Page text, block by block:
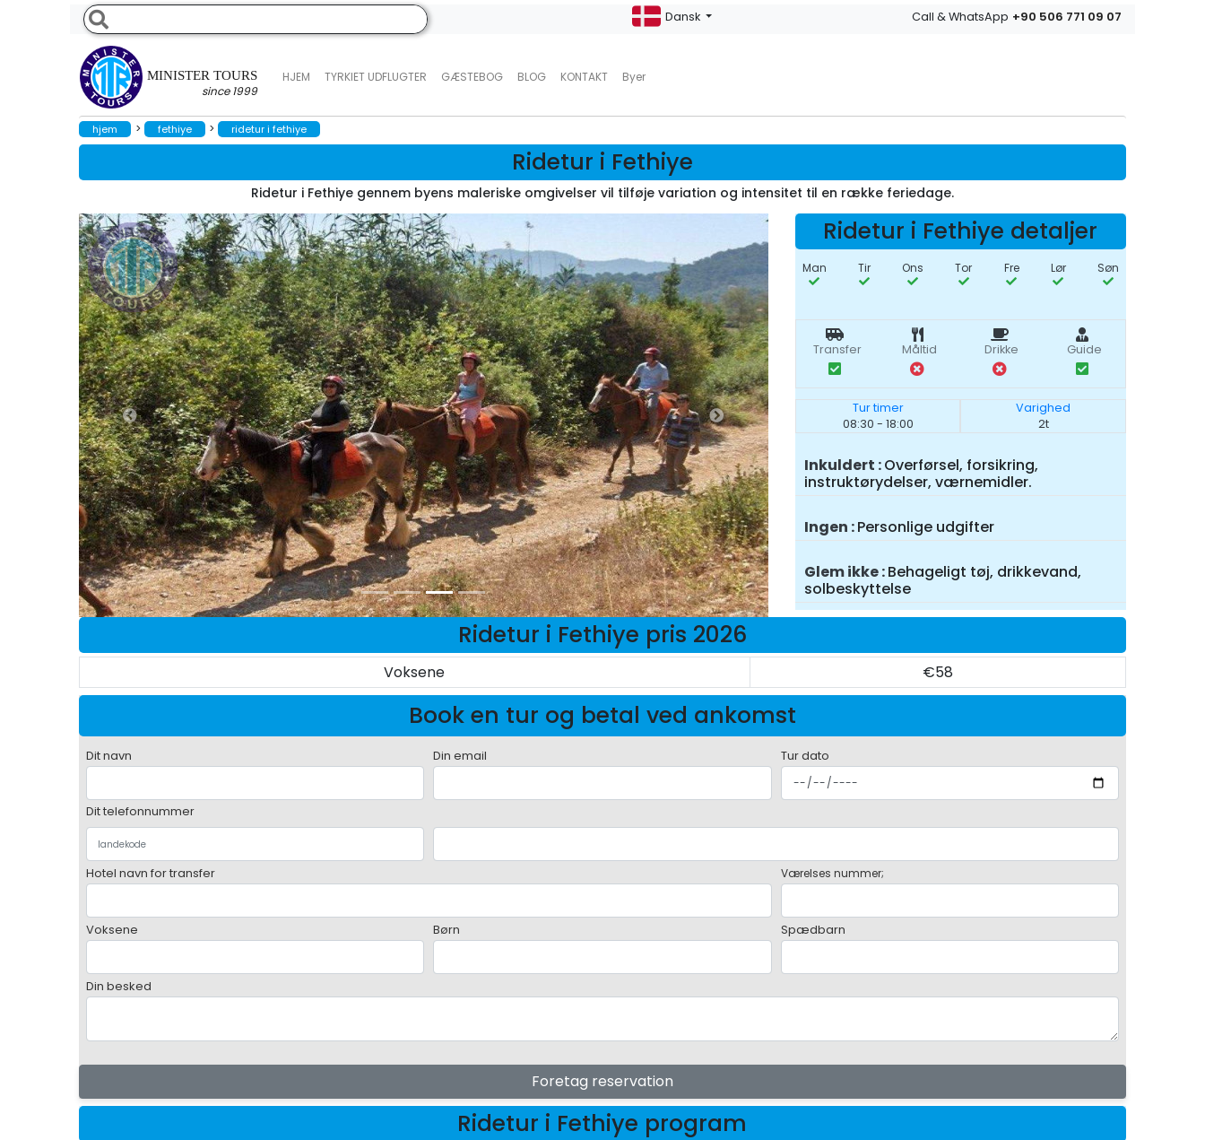
MINISTER TOURS
since 1999
HJEM TYRKIET UDFLUGTER GÆSTEBOG BLOG KONTAKT Byer
Dansk Call & WhatsApp +90 506 771 09 07
hjem > fethiye > ridetur i fethiye
Ridetur i Fethiye
Ridetur i Fethiye gennem byens maleriske omgivelser vil tilføje variation og intensitet til en række feriedage.
Ridetur i Fethiye detaljer
Man Tir Ons Tor Fre Lør Søn
Transfer Måltid Drikke Guide
Tur timer
08:30 - 18:00
Varighed
2t
Inkuldert Overførsel, forsikring,
instruktørydelser, værnemidler.
Ingen Personlige udgifter
Glem ikke Behageligt tøj, drikkevand,
solbeskyttelse
Ridetur i Fethiye pris 2026
Voksene €58
Book en tur og betal ved ankomst
Dit navn Din email Tur dato
Dit telefonnummer
Hotel navn for transfer Værelses nummer;
Voksene Børn Spædbarn
Din besked
Foretag reservation
Ridetur i Fethiye program